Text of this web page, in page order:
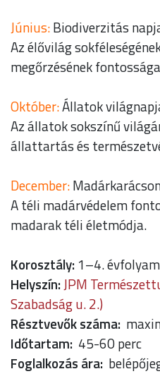
Június:Biodiverzitás
Az élővilág
megőrzésének
Október:Állatok
Az állatok sokszínű
állattartás és
December:
A téli madárvédelem
madarak téli életmódja.
Korosztály: 1–4. évfolyam
Helyszín:JPM
Szabadság u. 2.)
Résztvevők száma:
Időtartam: 45-60 perc
Foglalkozás ára: